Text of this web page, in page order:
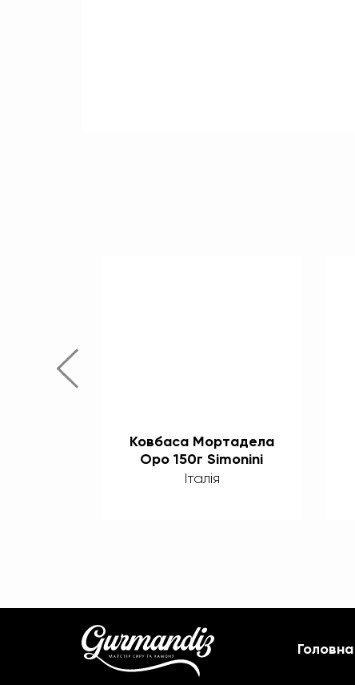
Ковбаса Мортадела
Оро 150г Simonini
Італія
Головна